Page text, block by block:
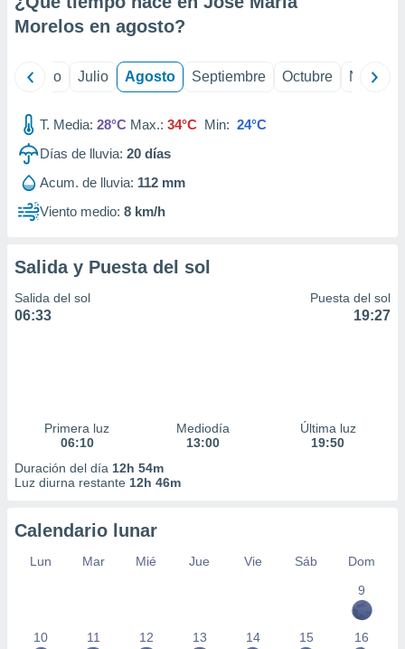
e
publicidad
publicidad
de
Morelos en agosto?
Junio Julio Agosto Septiembre Octubre
T. Media: 28°C Max.: 34°C Min: 24°C
Días de lluvia: 20 días
Acum. de lluvia: 112 mm
Viento medio: 8 km/h
Salida y Puesta del sol
Salida del sol
06:33
Puesta del sol
19:27
Primera luz
06:10
Mediodía
13:00
Última luz
19:50
Duración del día 12h 54m
Luz diurna restante 12h 46m
Calendario lunar
Lun Mar Mié Jue Vie Sáb
Dom
9
10 11 12 13 14 15 16